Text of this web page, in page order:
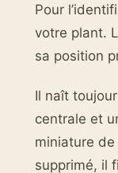
Pour
votre plant.
sa position
Il naît
centrale et
miniature de
supprimé, il